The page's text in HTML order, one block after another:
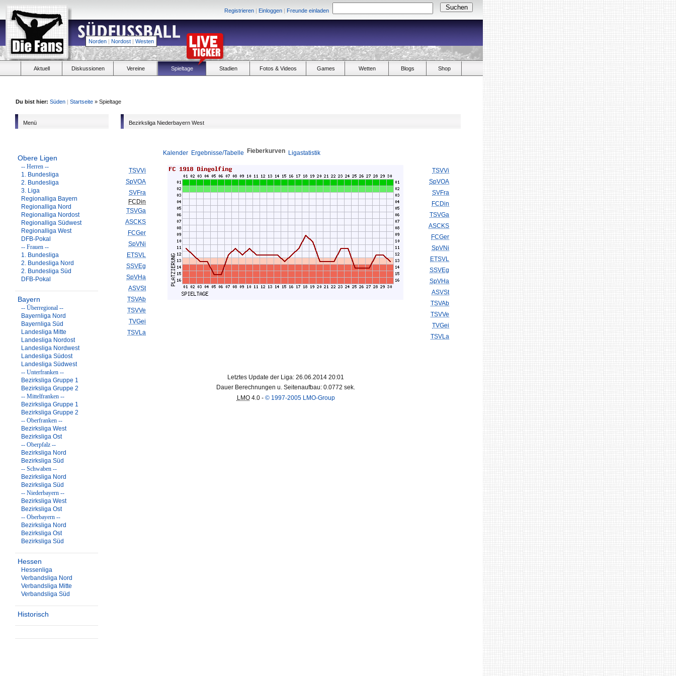
Registrieren | Einloggen | Freunde einladen
Norden | Nordost | Westen
Aktuell Diskussionen Vereine Spieltage Stadien Fotos & Videos Games Wetten Blogs Shop
Du bist hier: Süden | Startseite » Spieltage
Menü
Obere Ligen
-- Herren --
1. Bundesliga
2. Bundesliga
3. Liga
Regionalliga Bayern
Regionalliga Nord
Regionalliga Nordost
Regionalliga Südwest
Regionalliga West
DFB-Pokal
-- Frauen --
1. Bundesliga
2. Bundesliga Nord
2. Bundesliga Süd
DFB-Pokal
Bayern
-- Überregional --
Bayernliga Nord
Bayernliga Süd
Landesliga Mitte
Landesliga Nordost
Landesliga Nordwest
Landesliga Südost
Landesliga Südwest
-- Unterfranken --
Bezirksliga Gruppe 1
Bezirksliga Gruppe 2
-- Mittelfranken --
Bezirksliga Gruppe 1
Bezirksliga Gruppe 2
-- Oberfranken --
Bezirksliga West
Bezirksliga Ost
-- Oberpfalz --
Bezirksliga Nord
Bezirksliga Süd
-- Schwaben --
Bezirksliga Nord
Bezirksliga Süd
-- Niederbayern --
Bezirksliga West
Bezirksliga Ost
-- Oberbayern --
Bezirksliga Nord
Bezirksliga Ost
Bezirksliga Süd
Hessen
Hessenliga
Verbandsliga Nord
Verbandsliga Mitte
Verbandsliga Süd
Historisch
Bezirksliga Niederbayern West
Kalender Ergebnisse/Tabelle Fieberkurven Ligastatistik
TSVVi
SpVOA
SVFra
FCDin
TSVGa
ASCKS
FCGer
SpVNi
ETSVL
SSVEg
SpVHa
ASVSt
TSVAb
TSVVe
TVGei
TSVLa
TSVVi
SpVOA
SVFra
FCDin
TSVGa
ASCKS
FCGer
SpVNi
ETSVL
SSVEg
SpVHa
ASVSt
TSVAb
TSVVe
TVGei
TSVLa
Letztes Update der Liga: 26.06.2014 20:01
Dauer Berechnungen u. Seitenaufbau: 0.0772 sek.
LMO4.0 - © 1997-2005 LMO-Group